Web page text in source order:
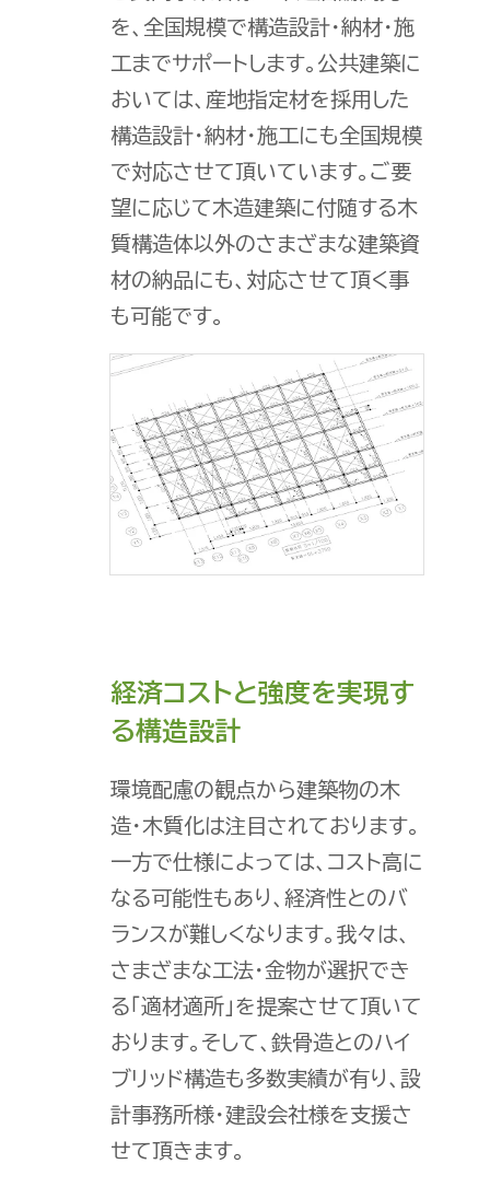
を、全国規模で構造設計・納材・施
工までサポートします。公共建築に
おいては、産地指定材を採用した
構造設計・納材・施工にも全国規模
で対応させて頂いています。ご要
望に応じて木造建築に付随する木
質構造体以外のさまざまな建築資
材の納品にも、対応させて頂く事
も可能です。
経済コストと強度を実現す
る構造設計
環境配慮の観点から建築物の木
造・木質化は注目されております。
一方で仕様によっては、コスト高に
なる可能性もあり、経済性とのバ
ランスが難しくなります。我々は、
さまざまな工法・金物が選択でき
る「適材適所」を提案させて頂いて
おります。そして、鉄骨造とのハイ
ブリッド構造も多数実績が有り、設
計事務所様・建設会社様を支援さ
せて頂きます。